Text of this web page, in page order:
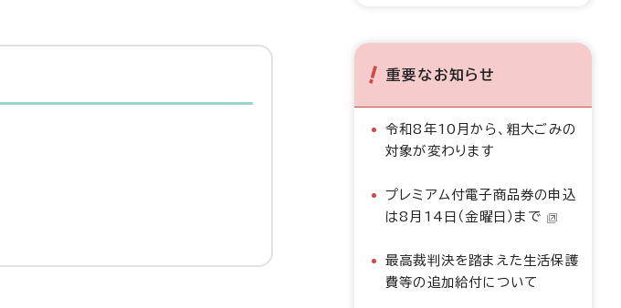
重要なお知らせ
令和8年10月から、粗大ごみの
対象が変わります
プレミアム付電子商品券の申込
は8月14日（金曜日）まで
最高裁判決を踏まえた生活保護
費等の追加給付について